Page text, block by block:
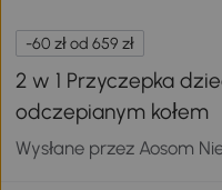
-60 zł od 659 zł
2 w 1 Przyczepka
odczepianym kołem
Wysłane przez Aosom